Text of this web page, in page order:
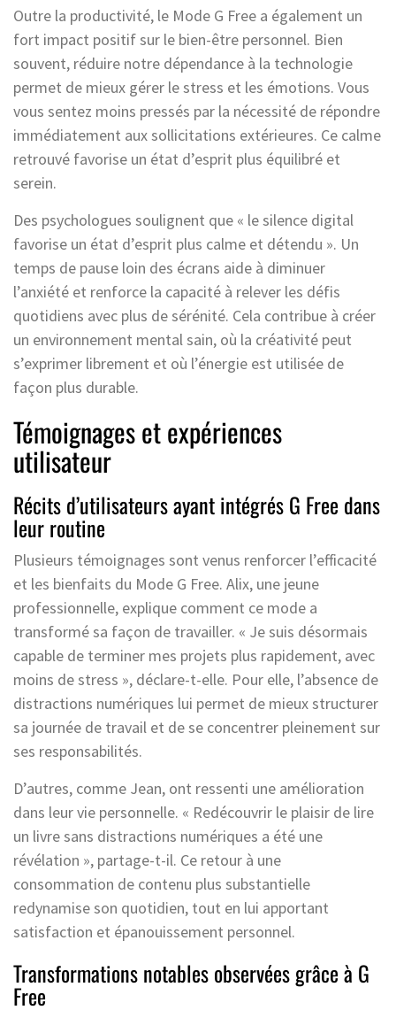
Outre la productivité, le Mode G Free a également un
fort impact positif sur le bien-être personnel. Bien
souvent, réduire notre dépendance à la technologie
permet de mieux gérer le stress et les émotions. Vous
vous sentez moins pressés par la nécessité de répondre
immédiatement aux sollicitations extérieures. Ce calme
retrouvé favorise un état d’esprit plus équilibré et
serein.
Des psychologues soulignent que « le silence digital
favorise un état d’esprit plus calme et détendu ». Un
temps de pause loin des écrans aide à diminuer
l’anxiété et renforce la capacité à relever les défis
quotidiens avec plus de sérénité. Cela contribue à créer
un environnement mental sain, où la créativité peut
s’exprimer librement et où l’énergie est utilisée de
façon plus durable.
Témoignages et expériences
utilisateur
Récits d’utilisateurs ayant intégrés G Free dans
leur routine
Plusieurs témoignages sont venus renforcer l’efficacité
et les bienfaits du Mode G Free. Alix, une jeune
professionnelle, explique comment ce mode a
transformé sa façon de travailler. « Je suis désormais
capable de terminer mes projets plus rapidement, avec
moins de stress », déclare-t-elle. Pour elle, l’absence de
distractions numériques lui permet de mieux structurer
sa journée de travail et de se concentrer pleinement sur
ses responsabilités.
D’autres, comme Jean, ont ressenti une amélioration
dans leur vie personnelle. « Redécouvrir le plaisir de lire
un livre sans distractions numériques a été une
révélation », partage-t-il. Ce retour à une
consommation de contenu plus substantielle
redynamise son quotidien, tout en lui apportant
satisfaction et épanouissement personnel.
Transformations notables observées grâce à G
Free